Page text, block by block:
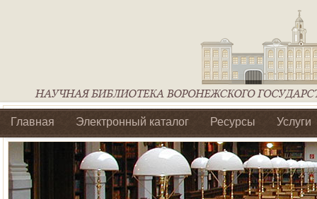
Главная Электронный каталог Ресурсы Услуги
Библиотеки регионального отделения Ассоциации